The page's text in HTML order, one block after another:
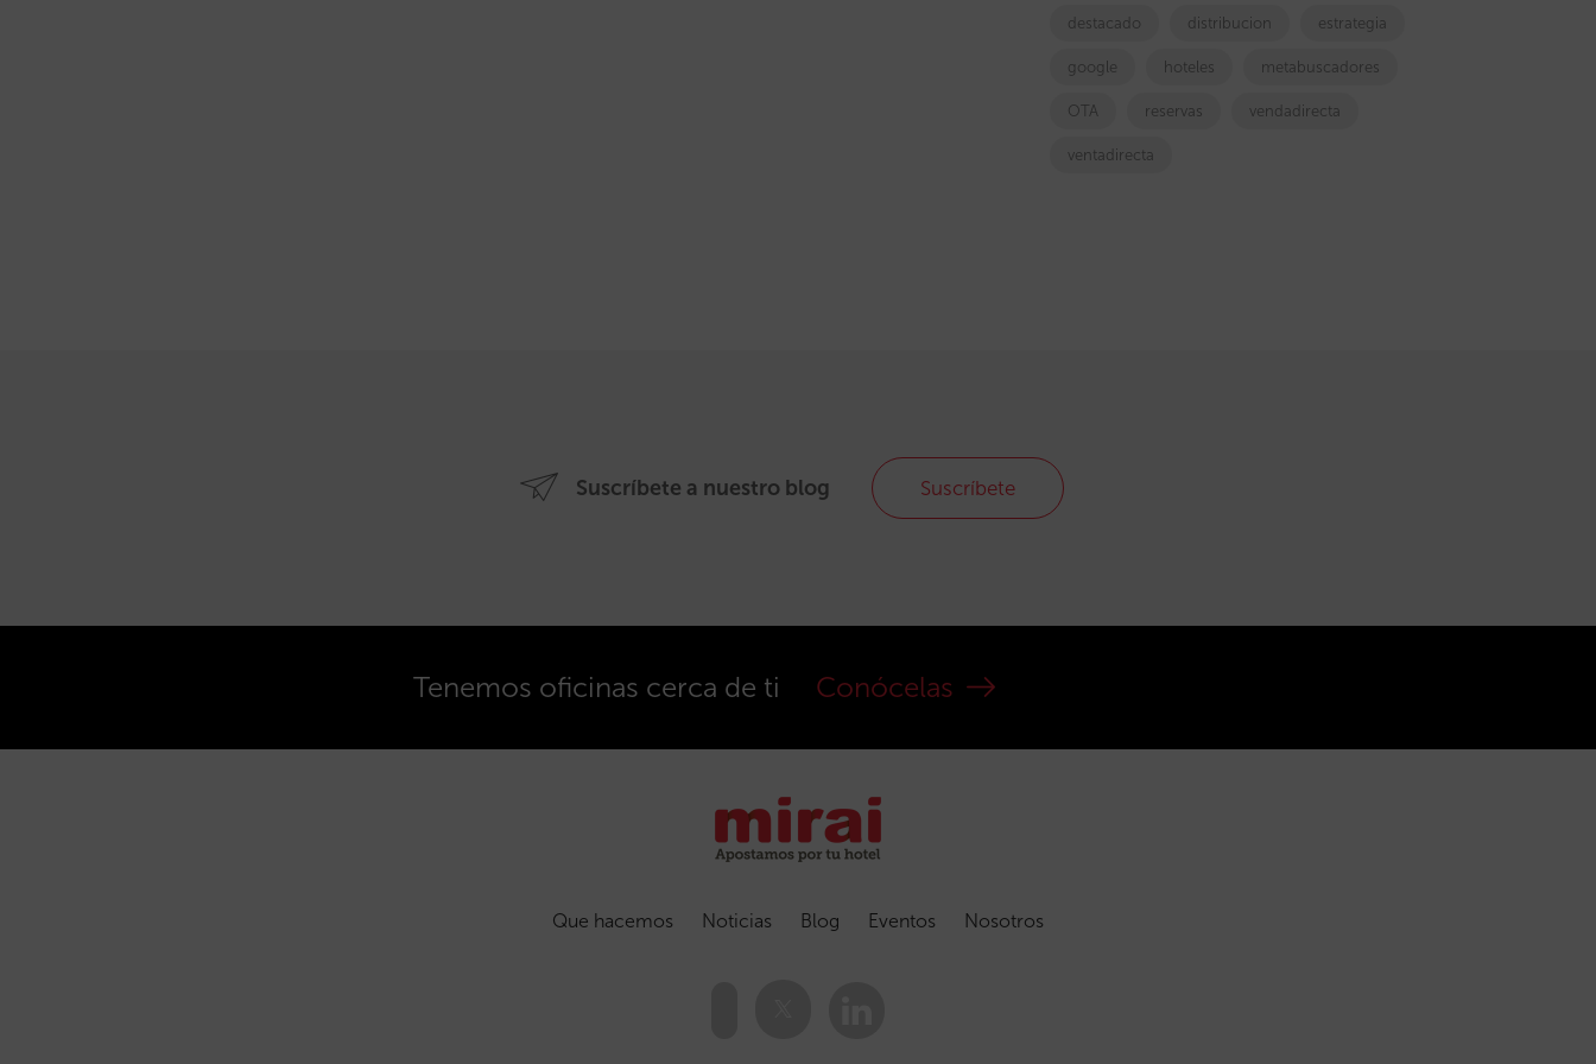
destacado distribucion estrategia
google hoteles metabuscadores
OTA reservas vendadirecta
ventadirecta
Suscríbete a nuestro blog Suscríbete
Tenemos oficinas cerca de ti Conócelas
Que hacemos Noticias Blog Eventos Nosotros